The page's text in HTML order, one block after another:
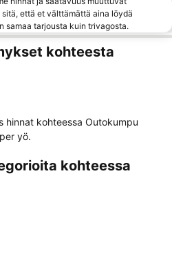
että et välttämättä aina löydä
samaa tarjousta kuin trivagosta.
kohteesta
hinnat kohteessa Outokumpu
per yö.
kohteessa